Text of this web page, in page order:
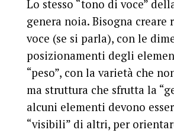
Lo stesso “tono di voce”
genera noia. Bisogna creare
voce (se si parla), con le
posizionamenti degli
“peso”, con la varietà che
ma struttura che sfrutta la
alcuni elementi devono
“visibili” di altri, per